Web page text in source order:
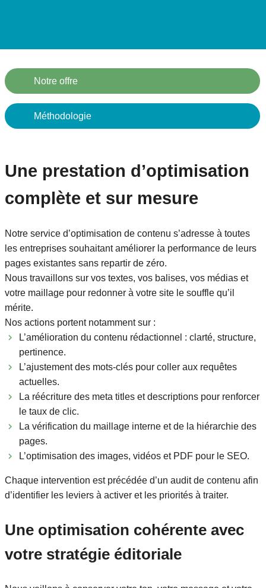
Notre offre
Méthodologie
Une prestation d’optimisation
complète et sur mesure
Notre service d’optimisation de contenu s’adresse à toutes
les entreprises souhaitant améliorer la performance de leurs
pages existantes sans repartir de zéro.
Nous travaillons sur vos textes, vos balises, vos médias et
votre maillage pour redonner à votre site le souffle qu’il
mérite.
Nos actions portent notamment sur :
L’amélioration du contenu rédactionnel : clarté, structure,
pertinence.
L’ajustement des mots-clés pour coller aux requêtes
actuelles.
La réécriture des meta titles et descriptions pour renforcer
le taux de clic.
La vérification du maillage interne et de la hiérarchie des
pages.
L’optimisation des images, vidéos et PDF pour le SEO.
Chaque intervention est précédée d’un audit de contenu afin
d’identifier les leviers à activer et les priorités à traiter.
Une optimisation cohérente avec
votre stratégie éditoriale